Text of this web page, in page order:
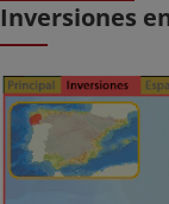
Inversiones